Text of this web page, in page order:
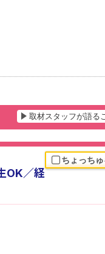
取材スタッフが語る
ちょっち
OK／経